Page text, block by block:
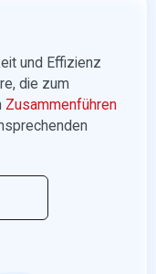
und Effizienz
die zum
Zusammenführen